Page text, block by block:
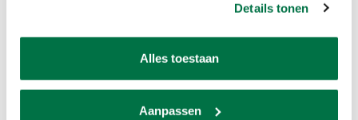
Details tonen
Alles toestaan
Aanpassen
Overige familie spellen
Bij Van den Broek Biljarts zijn we niet alleen gespecialiseerd in biljarts,